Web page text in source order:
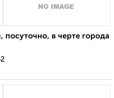
в черте города